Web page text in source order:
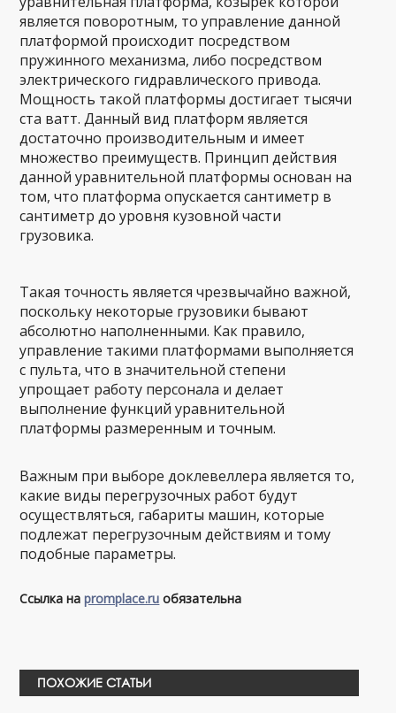
является поворотным, то управление данной
платформой происходит посредством
пружинного механизма, либо посредством
электрического гидравлического привода.
Мощность такой платформы достигает тысячи
ста ватт. Данный вид платформ является
достаточно производительным и имеет
множество преимуществ. Принцип действия
данной уравнительной платформы основан на
том, что платформа опускается сантиметр в
сантиметр до уровня кузовной части
грузовика.
Такая точность является чрезвычайно важной,
поскольку некоторые грузовики бывают
абсолютно наполненными. Как правило,
управление такими платформами выполняется
с пульта, что в значительной степени
упрощает работу персонала и делает
выполнение функций уравнительной
платформы размеренным и точным.
Важным при выборе доклевеллера является то,
какие виды перегрузочных работ будут
осуществляться, габариты машин, которые
подлежат перегрузочным действиям и тому
подобные параметры.
Ссылка наpromplace.ru обязательна
ПОХОЖИЕ СТАТЬИ